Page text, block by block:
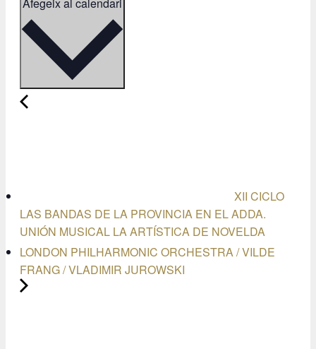
XII CICLO
LAS BANDAS DE LA PROVINCIA EN EL ADDA.
UNIÓN MUSICAL LA ARTÍSTICA DE NOVELDA
LONDON PHILHARMONIC ORCHESTRA / VILDE
FRANG / VLADIMIR JUROWSKI